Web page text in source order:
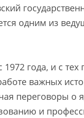
одним из
года, и с
важных
переговоры о
и